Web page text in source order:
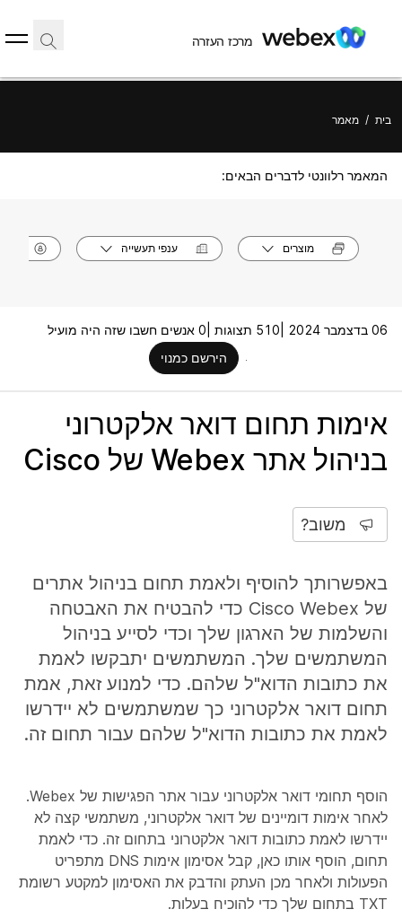
מרכז העזרה
בית / מאמר
המאמר רלוונטי לדברים הבאים:
מוצרים ענפי תעשייה
06 בדצמבר 2024 | 510 תצוגות |
0 אנשים חשבו שזה היה מועיל
הירשם כמנוי
אימות תחום דואר אלקטרוני
בניהול אתר Webex של Cisco
משוב?
באפשרותך להוסיף ולאמת תחום בניהול אתרים
של Cisco Webex כדי להבטיח את האבטחה
והשלמות של הארגון שלך וכדי לסייע בניהול
המשתמשים שלך. המשתמשים יתבקשו לאמת
את כתובות הדוא"ל שלהם. כדי למנוע זאת, אמת
תחום דואר אלקטרוני כך שמשתמשים לא יידרשו
לאמת את כתובות הדוא"ל שלהם עבור תחום זה.
הוסף תחומי דואר אלקטרוני עבור אתר הפגישות של Webex.
לאחר אימות דומיינים של דואר אלקטרוני, משתמשי קצה לא
יידרשו לאמת כתובות דואר אלקטרוני בתחום זה. כדי לאמת
תחום, הוסף אותו כאן, קבל אסימון אימות DNS מתפריט
הפעולות ולאחר מכן העתק והדבק את האסימון למקטע רשומת
TXT בתחום שלך כדי להוכיח בעלות.